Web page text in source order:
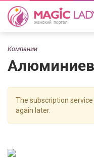
Компании
The subscription
again later.